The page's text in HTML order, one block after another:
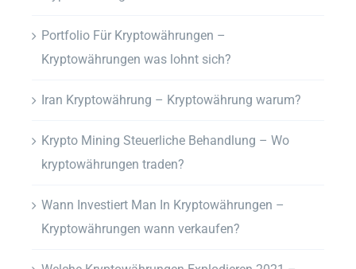
Portfolio Für Kryptowährungen –
Kryptowährungen was lohnt sich?
Iran Kryptowährung – Kryptowährung warum?
Krypto Mining Steuerliche Behandlung – Wo
kryptowährungen traden?
Wann Investiert Man In Kryptowährungen –
Kryptowährungen wann verkaufen?